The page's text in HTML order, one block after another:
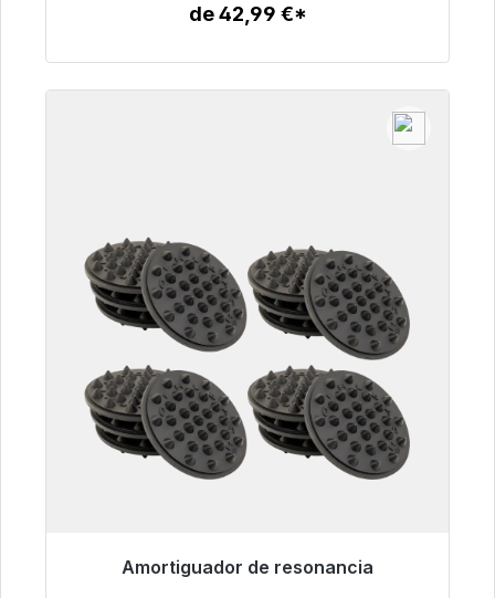
de 42,99 €*
Amortiguador de resonancia
Listo para envío inmediato, plazo de entrega